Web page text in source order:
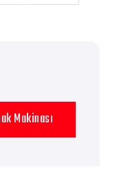
Makinası